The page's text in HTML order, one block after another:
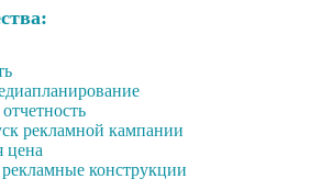
рекламной кампании
цена
конструкции